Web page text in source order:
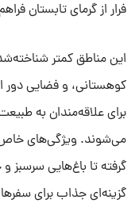
فرار از گرمای تابستان
این مناطق کمتر
کوهستانی، و فضایی
برای علاقه‌مندان به
می‌شوند. ویژگی‌های خاص
گرفته تا باغ‌هایی
گزینه‌ای جذاب برای